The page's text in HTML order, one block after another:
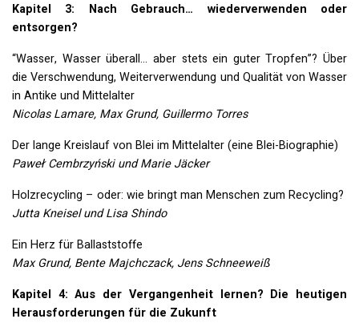
Kapitel 3: Nach Gebrauch… wiederverwenden oder
entsorgen?
“Wasser, Wasser überall… aber stets ein guter Tropfen”? Über
die Verschwendung, Weiterverwendung und Qualität von Wasser
in Antike und Mittelalter
Nicolas Lamare, Max Grund, Guillermo Torres
Der lange Kreislauf von Blei im Mittelalter (eine Blei-Biographie)
Paweł Cembrzyński und Marie Jäcker
Holzrecycling – oder: wie bringt man Menschen zum Recycling?
Jutta Kneisel und Lisa Shindo
Ein Herz für Ballaststoffe
Max Grund, Bente Majchczack, Jens Schneeweiß
Kapitel 4: Aus der Vergangenheit lernen? Die heutigen
Herausforderungen für die Zukunft